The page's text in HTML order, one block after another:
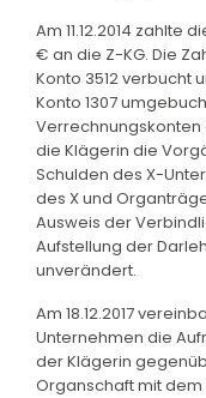
Am 11.12.2014 zahlte
€ an die Z-KG. Die
Konto 3512 verbucht
Konto 1307
Verrechnungskonten
die Klägerin die
Schulden des X-
des X und
Ausweis der
Aufstellung der
unverändert.
Am 18.12.2017
Unternehmen die
der Klägerin
Organschaft mit